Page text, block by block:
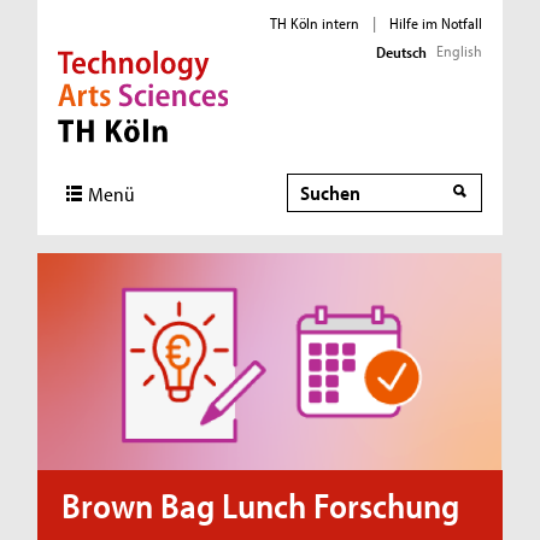
Direkt zur Hauptnavigation
Direkt zur Subnavigation
Direkt zum Inhalt
Direkt zum Fußbereich
TH Köln intern |
Hilfe im Notfall
Deutsch English
Menü Suche
Brown Bag Lunch Forschung